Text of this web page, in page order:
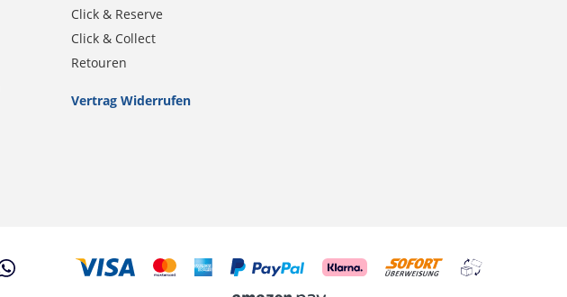
Click & Reserve
Click & Collect
Retouren
Vertrag Widerrufen